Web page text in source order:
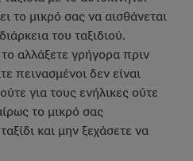
το μικρό σας να αισθάνεται
του ταξιδιού.
αλλάξετε γρήγορα πριν
πεινασμένοι δεν είναι
για τους ενήλικες ούτε
το μικρό σας
και μην ξεχάσετε να